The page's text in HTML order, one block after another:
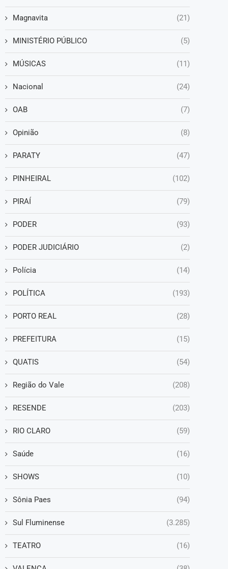
Magnavita (21)
MINISTÉRIO PÚBLICO (5)
MÚSICAS (11)
Nacional (24)
OAB (7)
Opinião (8)
PARATY (47)
PINHEIRAL (102)
PIRAÍ (79)
PODER (93)
PODER JUDICIÁRIO (2)
Polícia (14)
POLÍTICA (193)
PORTO REAL (28)
PREFEITURA (15)
QUATIS (54)
Região do Vale (208)
RESENDE (203)
RIO CLARO (59)
Saúde (16)
SHOWS (10)
Sônia Paes (94)
Sul Fluminense (3.285)
TEATRO (16)